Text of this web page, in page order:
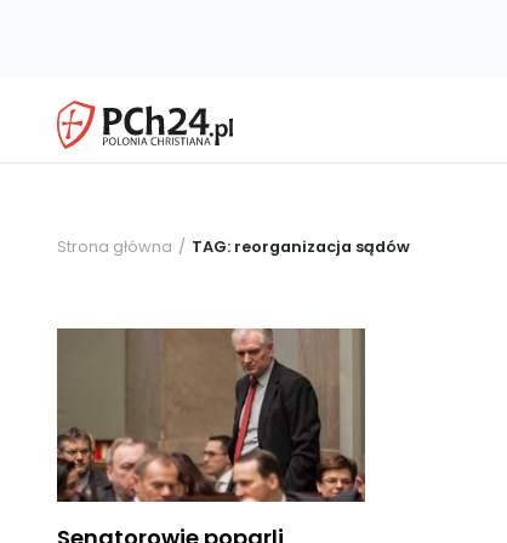
Strona główna TAG: reorganizacja sądów